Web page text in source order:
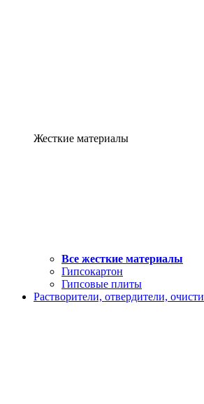
Жесткие материалы
Все жесткие материалы
Гипсокартон
Гипсовые плиты
Растворители, отвердители,